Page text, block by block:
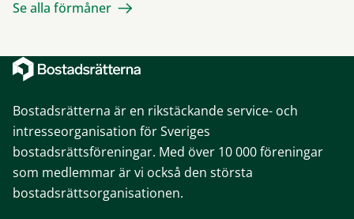
Se alla förmåner
Bostadsrätterna är en rikstäckande service- och
intresseorganisation för Sveriges
bostadsrättsföreningar. Med över 10 000 föreningar
som medlemmar är vi också den största
bostadsrättsorganisationen.